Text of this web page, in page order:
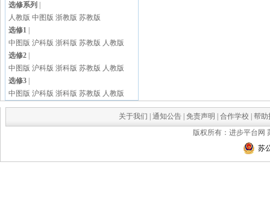
选修系列
人教版 中图版 浙教版 苏教版
选修1
中图版 沪科版 浙科版 苏教版 人教版
选修2
中图版 沪科版 浙科版 苏教版 人教版
选修3
中图版 沪科版 浙科版 苏教版 人教版
关于我们 通知公告 免责声明 合作学校
帮助
版权所有：进步平台网
苏